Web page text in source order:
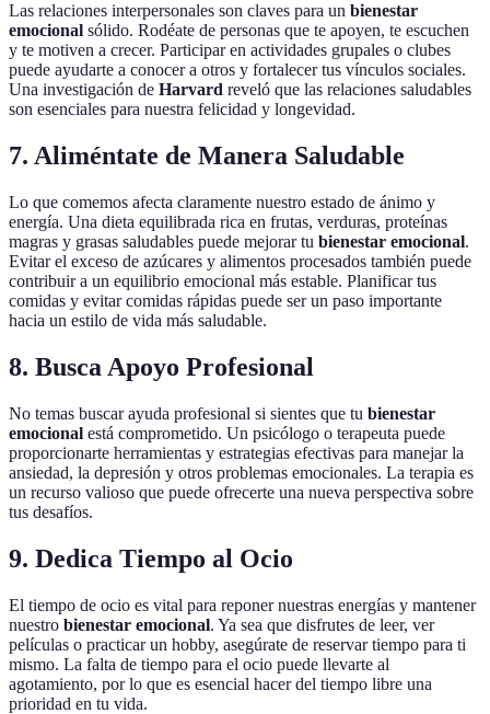
Las relaciones interpersonales son claves para un bienestar
emocional sólido. Rodéate de personas que te apoyen, te escuchen
y te motiven a crecer. Participar en actividades grupales o clubes
puede ayudarte a conocer a otros y fortalecer tus vínculos sociales.
Una investigación de Harvard reveló que las relaciones saludables
son esenciales para nuestra felicidad y longevidad.
7. Aliméntate de Manera Saludable
Lo que comemos afecta claramente nuestro estado de ánimo y
energía. Una dieta equilibrada rica en frutas, verduras, proteínas
magras y grasas saludables puede mejorar tu bienestar emocional.
Evitar el exceso de azúcares y alimentos procesados también puede
contribuir a un equilibrio emocional más estable. Planificar tus
comidas y evitar comidas rápidas puede ser un paso importante
hacia un estilo de vida más saludable.
8. Busca Apoyo Profesional
No temas buscar ayuda profesional si sientes que tu bienestar
emocional está comprometido. Un psicólogo o terapeuta puede
proporcionarte herramientas y estrategias efectivas para manejar la
ansiedad, la depresión y otros problemas emocionales. La terapia es
un recurso valioso que puede ofrecerte una nueva perspectiva sobre
tus desafíos.
9. Dedica Tiempo al Ocio
El tiempo de ocio es vital para reponer nuestras energías y mantener
nuestro bienestar emocional. Ya sea que disfrutes de leer, ver
películas o practicar un hobby, asegúrate de reservar tiempo para ti
mismo. La falta de tiempo para el ocio puede llevarte al
agotamiento, por lo que es esencial hacer del tiempo libre una
prioridad en tu vida.